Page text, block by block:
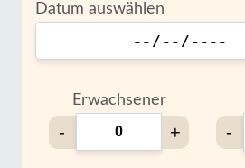
Datum auswählen
Erwachsener
- + -